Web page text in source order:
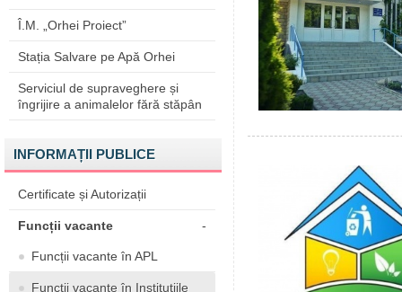
Î.M. „Orhei Proiect”
Stația Salvare pe Apă Orhei
Serviciul de supraveghere și
îngrijire a animalelor fără stăpân
INFORMAȚII PUBLICE
Certificate și Autorizații
Funcții vacante -
Funcții vacante în APL
Funcții vacante în Instituțiile